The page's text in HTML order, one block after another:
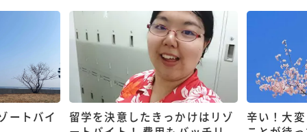
ートバイ
留学を決意したきっかけはリゾ
辛い！大